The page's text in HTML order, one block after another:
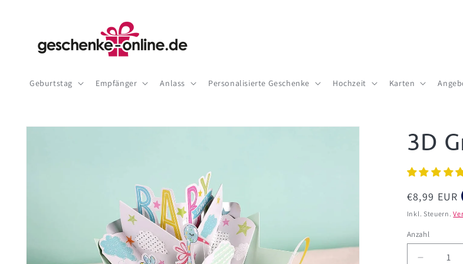
Geburtstag Empfänger Anlass Personalisierte Geschenke Hochzeit Karten
Zu
3D
Normaler
Preis
€8,99 EUR
Inkl. Steuern.
Anzahl
Anzahl